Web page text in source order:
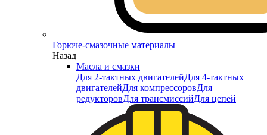
Горюче-смазочные материалы
Назад
Масла и смазки
Для 2-тактных двигателейДля 4-тактных
двигателейДля компрессоровДля
редукторовДля трансмиссийДля цепей